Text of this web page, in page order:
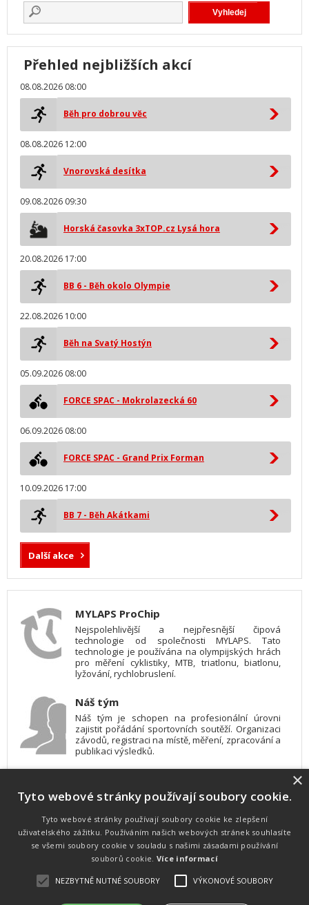
Přehled nejbližších akcí
08.08.2026 08:00
Běh pro dobrou věc
08.08.2026 12:00
Vnorovská desítka
09.08.2026 09:30
Horská časovka 3xTOP.cz Lysá hora
20.08.2026 17:00
BB 6 - Běh okolo Olympie
22.08.2026 10:00
Běh na Svatý Hostýn
05.09.2026 08:00
FORCE SPAC - Mokrolazecká 60
06.09.2026 08:00
FORCE SPAC - Grand Prix Forman
10.09.2026 17:00
BB 7 - Běh Akátkami
Další akce
MYLAPS ProChip
Nejspolehlivější a nejpřesnější čipová
technologie od společnosti MYLAPS. Tato
technologie je používána na olympijských hrách
pro měření cyklistiky, MTB, triatlonu, biatlonu,
lyžování, rychlobruslení.
Náš tým
Náš tým je schopen na profesionální úrovni
zajistit pořádání sportovních soutěží. Organizaci
závodů, registraci na místě, měření, zpracování a
publikaci výsledků.
Pro měření, zpracování a publikaci výsledků
používáme software vyvinutý na zakázku. Lze
online publikovat výsledky komentátorovi na
obrazovky a s nepatrným zpožděním na
webových stránkách.
×
Tyto webové stránky používají soubory cookie.
Tyto webové stránky používají soubory cookie ke zlepšení
uživatelského zážitku. Používáním našich webových stránek souhlasíte
se všemi soubory cookie v souladu s našimi zásadami používání
souborů cookie. Více informací
NEZBYTNĚ NUTNÉ SOUBORY VÝKONOVÉ SOUBORY